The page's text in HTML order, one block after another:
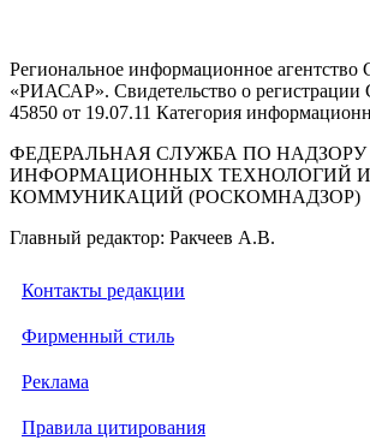
Региональное информационное агентство
«РИАСАР». Свидетельство о
45850 от 19.07.11 Категория
ФЕДЕРАЛЬНАЯ СЛУЖБА ПО НАДЗОРУ
ИНФОРМАЦИОННЫХ ТЕХНОЛОГИЙ
КОММУНИКАЦИЙ (РОСКОМНАДЗОР)
Главный редактор: Ракчеев А.В.
Контакты редакции
Фирменный стиль
Реклама
Правила цитирования